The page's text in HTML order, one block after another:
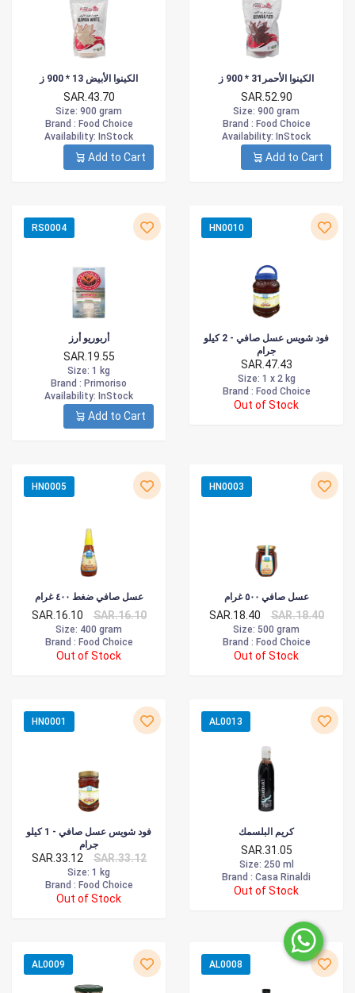
الكينوا الأبيض 13 * 900 ز
SAR.43.70
Size: 900 gram
Brand : Food Choice
Availability: InStock
Add to Cart
الكينوا الأحمر31 * 900 ز
SAR.52.90
Size: 900 gram
Brand : Food Choice
Availability: InStock
Add to Cart
RS0004
أربوريو أرز
SAR.19.55
Size: 1 kg
Brand : Primoriso
Availability: InStock
Add to Cart
HN0010
فود شويس عسل صافي - 2 كيلو
جرام
SAR.47.43
Size: 1 x 2 kg
Brand : Food Choice
Out of Stock
HN0005
عسل صافي ضغط ٤٠٠ غرام
SAR.16.10 SAR.16.10
Size: 400 gram
Brand : Food Choice
Out of Stock
HN0003
عسل صافي ٥٠٠ غرام
SAR.18.40 SAR.18.40
Size: 500 gram
Brand : Food Choice
Out of Stock
HN0001
فود شويس عسل صافي - 1 كيلو
جرام
SAR.33.12 SAR.33.12
Size: 1 kg
Brand : Food Choice
Out of Stock
AL0013
كريم البلسمك
SAR.31.05
Size: 250 ml
Brand : Casa Rinaldi
Out of Stock
AL0009 AL0008